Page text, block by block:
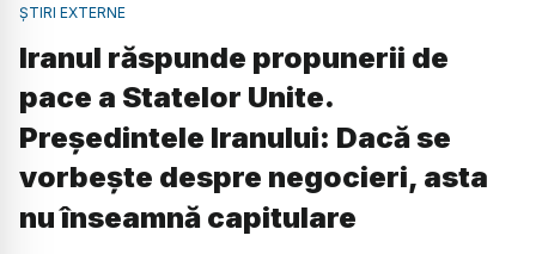
ȘTIRI EXTERNE
Iranul răspunde propunerii de
pace a Statelor Unite.
Președintele Iranului: Dacă se
vorbește despre negocieri, asta
nu înseamnă capitulare